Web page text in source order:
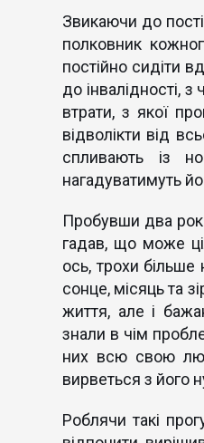
Звикаючи до
полковник
постійно сидіти
до інвалідності,
втрати, з якої
відволікти від
спливають із
нагадуватимуть
Пробувши два
гадав, що може
ось, трохи більше
сонце, місяць та
життя, але і
знали в чім
них всю свою
вирветься з його
Роблячи такі